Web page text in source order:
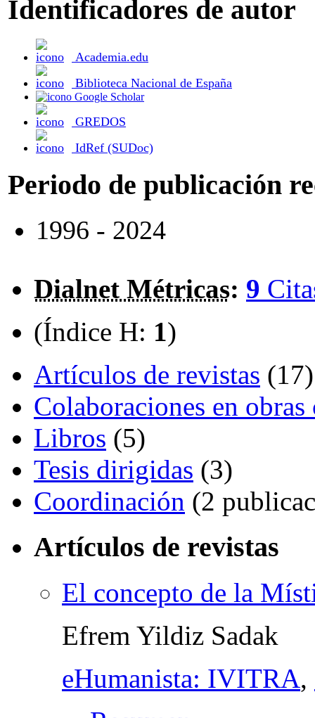
Identificadores de autor
Academia.edu
Biblioteca Nacional de España
Google Scholar
GREDOS
IdRef (SUDoc)
Periodo de publicación
1996 - 2024
Dialnet Métricas: 9
(Índice H: 1)
Artículos de revistas (17)
Colaboraciones en
Libros (5)
Tesis dirigidas (3)
Coordinación (2
Artículos de revistas
El concepto de la
Efrem Yildiz Sadak
eHumanista: IVITRA,